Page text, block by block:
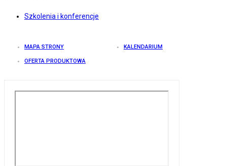
Szkolenia i konferencje
MAPA STRONY KALENDARIUM
OFERTA PRODUKTOWA